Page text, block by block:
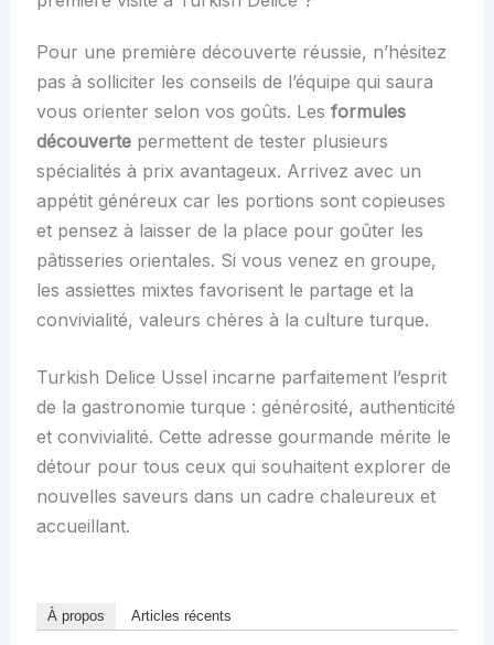
Pour une première découverte réussie, n’hésitez
pas à solliciter les conseils de l’équipe qui saura
vous orienter selon vos goûts. Les formules
découvertepermettent de tester plusieurs
spécialités à prix avantageux. Arrivez avec un
appétit généreux car les portions sont copieuses
et pensez à laisser de la place pour goûter les
pâtisseries orientales. Si vous venez en groupe,
les assiettes mixtes favorisent le partage et la
convivialité, valeurs chères à la culture turque.
Turkish Delice Ussel incarne parfaitement l’esprit
de la gastronomie turque : générosité, authenticité
et convivialité. Cette adresse gourmande mérite le
détour pour tous ceux qui souhaitent explorer de
nouvelles saveurs dans un cadre chaleureux et
accueillant.
À propos Articles récents